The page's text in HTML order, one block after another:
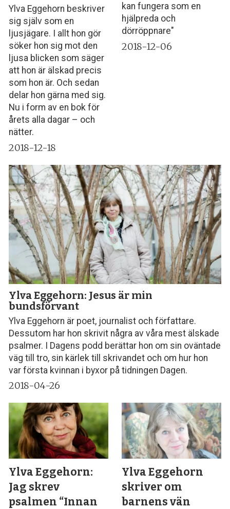
Ylva Eggehorn beskriver
sig själv som en
ljusjägare. I allt hon gör
söker hon sig mot den
ljusa blicken som säger
att hon är älskad precis
som hon är. Och sedan
delar hon gärna med sig.
Nu i form av en bok för
årets alla dagar – och
nätter.
2018-12-18
kan fungera som en
hjälpreda och
dörröppnare"
2018-12-06
Ylva Eggehorn: Jesus är min
bundsförvant
Ylva Eggehorn är poet, journalist och författare.
Dessutom har hon skrivit några av våra mest älskade
psalmer. I Dagens podd berättar hon om sin oväntade
väg till tro, sin kärlek till skrivandet och om hur hon
var första kvinnan i byxor på tidningen Dagen.
2018-04-26
Ylva Eggehorn:
Jag skrev
psalmen “Innan
Ylva Eggehorn
skriver om
barnens vän